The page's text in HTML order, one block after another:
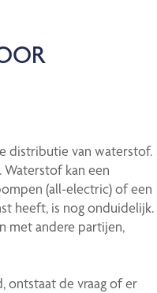
distributie van waterstof.
kan een
(all-electric) of een
heeft, is nog onduidelijk.
met andere partijen,
ontstaat de vraag of er